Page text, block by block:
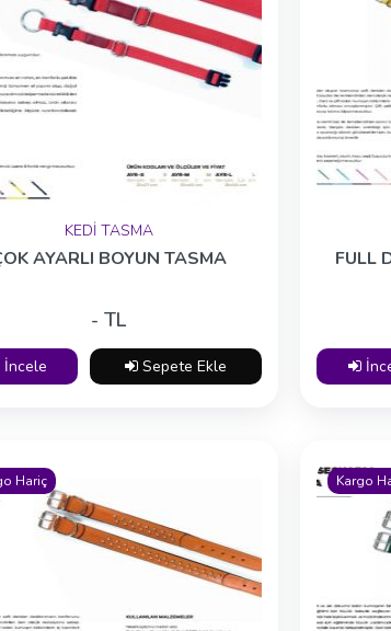
KEDİ TASMA
AYARLI BOYUN TASMA
- TL
İncele Sepete Ekle
FULL
Hariç Kargo